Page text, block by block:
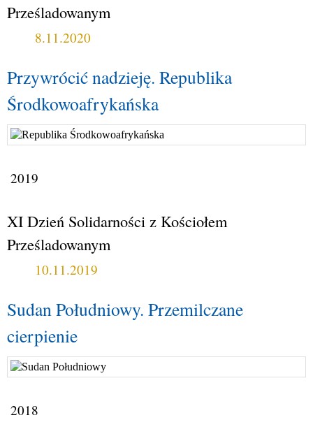
Prześladowanym
8.11.2020
Przywrócić nadzieję. Republika
Środkowoafrykańska
2019
XI Dzień Solidarności z Kościołem
Prześladowanym
10.11.2019
Sudan Południowy. Przemilczane
cierpienie
2018